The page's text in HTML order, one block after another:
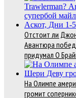
Отстоит ли
Авантюра
придумал О
На Олимпе
громит